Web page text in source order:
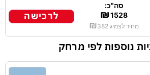
סה"כ:
₪1528
מחיר לצמיג ₪382
לרכישה
נוספות לפי מרחק